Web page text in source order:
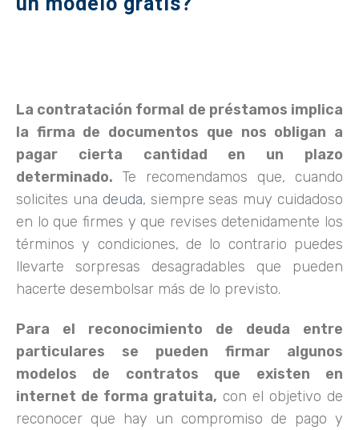
La contratación formal de préstamos implica
la firma de documentos que nos obligan a
pagar cierta cantidad en un plazo
determinado. Te recomendamos que, cuando
solicites una deuda, siempre seas muy cuidadoso
en lo que firmes y que revises detenidamente los
términos y condiciones, de lo contrario puedes
llevarte sorpresas desagradables que pueden
hacerte desembolsar más de lo previsto.
Para el reconocimiento de deuda entre
particulares se pueden firmar algunos
modelos de contratos que existen en
internet de forma gratuita, con el objetivo de
reconocer que hay un compromiso de pago y